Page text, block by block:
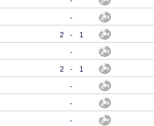
-
2 - 1
-
2 - 1
-
-
-